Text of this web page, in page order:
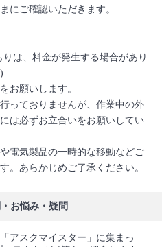
にご確認いただきます。
は、料金が発生する場合があり
お願いします。
っておりませんが、作業中の外
は必ずお立合いをお願いしてい
電気製品の一時的な移動などご
。あらかじめご了承ください。
お悩み・疑問
アスクマイスター」に集まっ